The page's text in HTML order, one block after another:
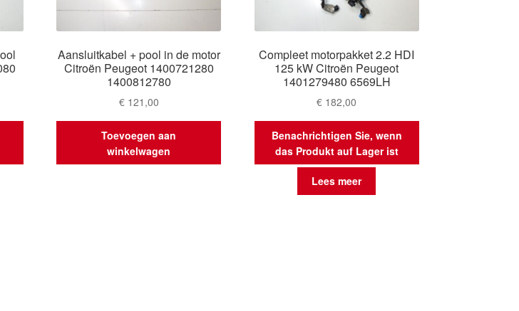
Aansluitkabel + pool in de motor
Citroën Peugeot 1400721280
1400812780
€121,00
Toevoegen aan
winkelwagen
Compleet motorpakket 2.2 HDI
125 kW Citroën Peugeot
1401279480 6569LH
€ 182,00
Benachrichtigen Sie, wenn
das Produkt auf Lager ist
Lees meer